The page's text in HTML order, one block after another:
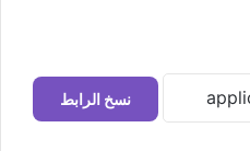
نسخ الرابط